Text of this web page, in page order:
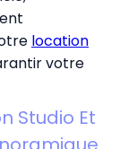
location
votre
Studio Et